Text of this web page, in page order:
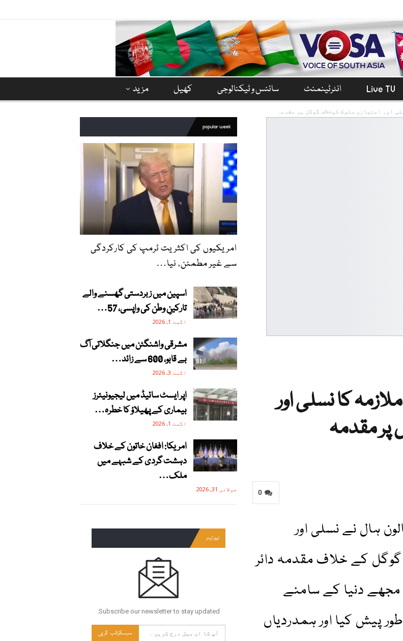
Live TV انٹرٹینمنٹ سائنس و ٹیکنالوجی کھیل مزید
اور امتیازی سلوک کیخلاف گوگل پر مقدمہ
کا نسلی اور
پر مقدمہ
0
ہال نے نسلی اور
گوگل کے خلاف مقدمہ دائر
مجھے دنیا کے سامنے
پیش کیا اور ہمدردیاں
popular week
امریکیوں کی اکثریت ٹرمپ کی کارکردگی
سے غیر مطمئن، نیا…
اسپین میں زبردستی گھسنے والے
تارکینِ وطن کی واپسی، 57…
اگست 1, 2026
مشرقی واشنگٹن میں جنگلاتی آگ
بے قابو، 600 سے زائد…
اگست 3, 2026
اپر ایسٹ سائیڈ میں لیجیونیئرز
بیماری کے پھیلاؤ کا خطرہ…
اگست 1, 2026
امریکا: افغان خاتون کے خلاف
دہشت گردی کے شبہے میں
ملک…
جولائی 31, 2026
نیوز لیٹر
Subscribe our newsletter to stay updated.
سبسکرائب کریں